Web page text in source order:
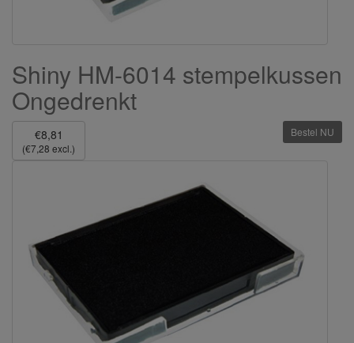
Shiny HM-6014 stempelkussen
Ongedrenkt
€8,81
(€7,28 excl.)
Bestel NU